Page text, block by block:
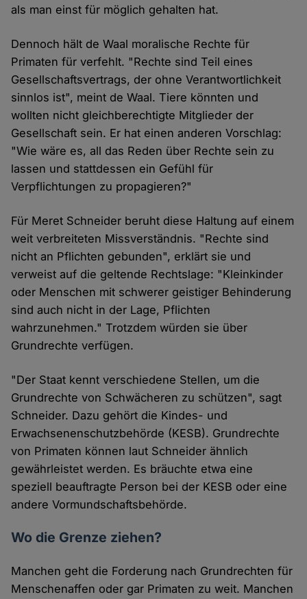
als man einst für möglich gehalten hat.
Dennoch hält de Waal moralische Rechte für
Primaten für verfehlt. "Rechte sind Teil eines
Gesellschaftsvertrags, der ohne Verantwortlichkeit
sinnlos ist", meint de Waal. Tiere könnten und
wollten nicht gleichberechtigte Mitglieder der
Gesellschaft sein. Er hat einen anderen Vorschlag:
"Wie wäre es, all das Reden über Rechte sein zu
lassen und stattdessen ein Gefühl für
Verpflichtungen zu propagieren?"
Für Meret Schneider beruht diese Haltung auf einem
weit verbreiteten Missverständnis. "Rechte sind
nicht an Pflichten gebunden", erklärt sie und
verweist auf die geltende Rechtslage: "Kleinkinder
oder Menschen mit schwerer geistiger Behinderung
sind auch nicht in der Lage, Pflichten
wahrzunehmen." Trotzdem würden sie über
Grundrechte verfügen.
"Der Staat kennt verschiedene Stellen, um die
Grundrechte von Schwächeren zu schützen", sagt
Schneider. Dazu gehört die Kindes- und
Erwachsenenschutzbehörde (KESB). Grundrechte
von Primaten können laut Schneider ähnlich
gewährleistet werden. Es bräuchte etwa eine
speziell beauftragte Person bei der KESB oder eine
andere Vormundschaftsbehörde.
Wo die Grenze ziehen?
Manchen geht die Forderung nach Grundrechten für
Menschenaffen oder gar Primaten zu weit. Manchen